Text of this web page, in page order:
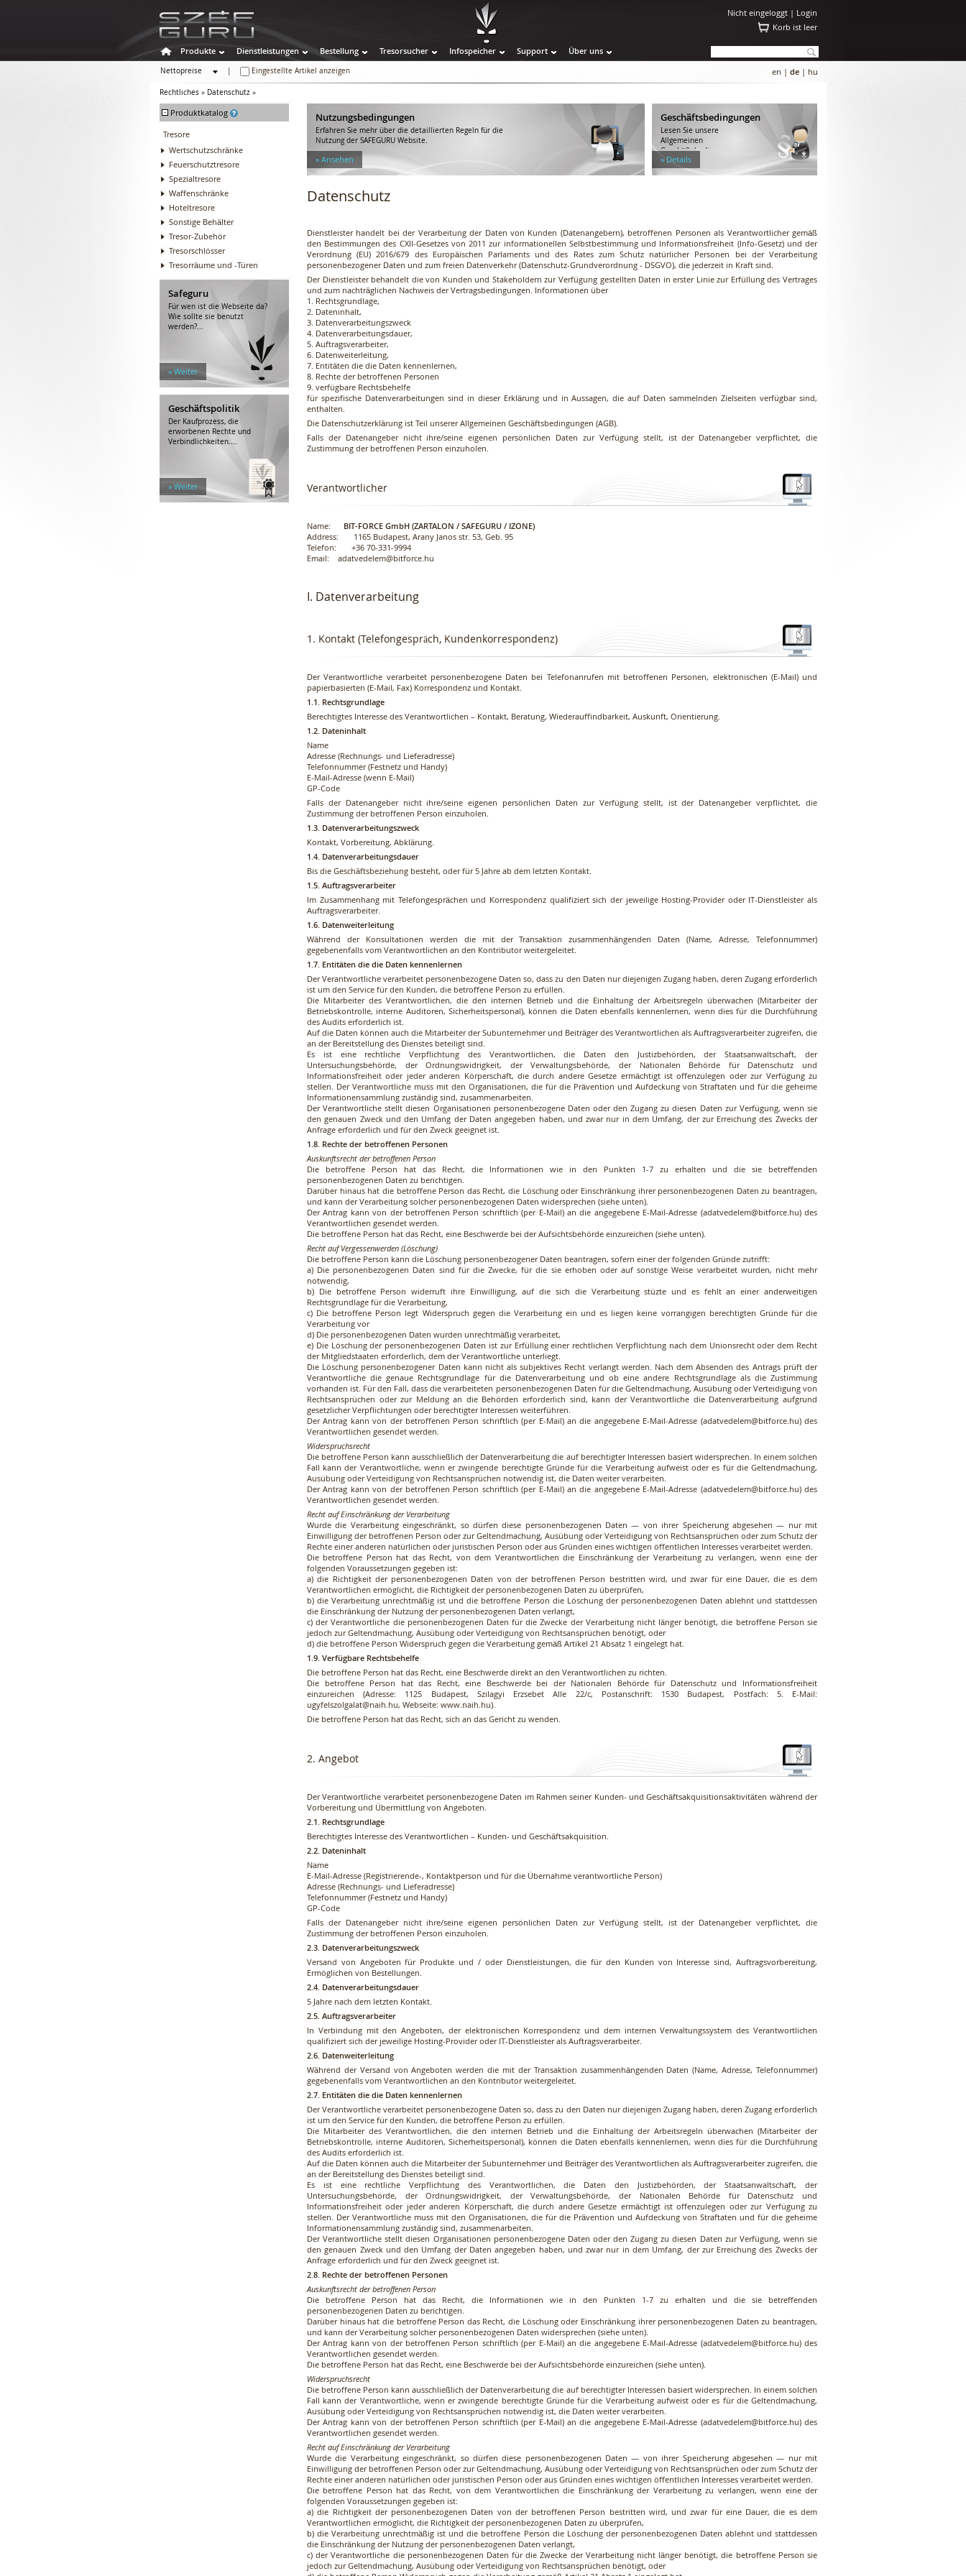
Nicht eingeloggt | Login
Korb ist leer
Produkte Dienstleistungen Bestellung Tresorsucher Infospeicher Support Über uns
Nettopreise
Eingestellte Artikel anzeigen en | de | hu
Rechtliches » Datenschutz »
- Produktkatalog
Tresore
Wertschutzschränke
Feuerschutztresore
Spezialtresore
Waffenschränke
Hoteltresore
Sonstige Behälter
Tresor-Zubehör
Tresorschlösser
Tresorräume und -Türen
Safeguru
Für wen ist die Webseite da?
Wie sollte sie benutzt
werden?...
» Weiter
Geschäftspolitik
Der Kaufprozess, die
erworbenen Rechte und
Verbindlichkeiten....
» Weiter
Nutzungsbedingungen
Erfahren Sie mehr über die detaillierten Regeln für die
Nutzung der SAFEGURU Website.
» Ansehen
Geschäftsbedingungen
Lesen Sie unsere
Allgemeinen
Geschäftsbedingungen.
» Details
Datenschutz
Dienstleister handelt bei der Verarbeitung der Daten von Kunden (Datenangebern), betroffenen Personen als Verantwortlicher gemäß
den Bestimmungen des CXII-Gesetzes von 2011 zur informationellen Selbstbestimmung und Informationsfreiheit (Info-Gesetz) und der
Verordnung (EU) 2016/679 des Europäischen Parlaments und des Rates zum Schutz natürlicher Personen bei der Verarbeitung
personenbezogener Daten und zum freien Datenverkehr (Datenschutz-Grundverordnung - DSGVO), die jederzeit in Kraft sind.
Der Dienstleister behandelt die von Kunden und Stakeholdern zur Verfügung gestellten Daten in erster Linie zur Erfüllung des Vertrages
und zum nachträglichen Nachweis der Vertragsbedingungen. Informationen über
1. Rechtsgrundlage,
2. Dateninhalt,
3. Datenverarbeitungszweck
4. Datenverarbeitungsdauer,
5. Auftragsverarbeiter,
6. Datenweiterleitung,
7. Entitäten die die Daten kennenlernen,
8. Rechte der betroffenen Personen
9. verfügbare Rechtsbehelfe
für spezifische Datenverarbeitungen sind in dieser Erklärung und in Aussagen, die auf Daten sammelnden Zielseiten verfügbar sind,
enthalten.
Die Datenschutzerklärung ist Teil unsererAllgemeinen Geschäftsbedingungen (AGB).
Falls der Datenangeber nicht ihre/seine eigenen persönlichen Daten zur Verfügung stellt, ist der Datenangeber verpflichtet, die
Zustimmung der betroffenen Person einzuholen.
Verantwortlicher
Name: BIT-FORCE GmbH (ZARTALON / SAFEGURU / IZONE)
Address: 1165 Budapest, Arany Janos str. 53, Geb. 95
Telefon: +36 70-331-9994
Email: adatvedelem@bitforce.hu
I. Datenverarbeitung
1. Kontakt (Telefongespräch, Kundenkorrespondenz)
Der Verantwortliche verarbeitet personenbezogene Daten bei Telefonanrufen mit betroffenen Personen, elektronischen (E-Mail) und
papierbasierten (E-Mail, Fax) Korrespondenz und Kontakt.
1.1. Rechtsgrundlage
Berechtigtes Interesse des Verantwortlichen – Kontakt, Beratung, Wiederauffindbarkeit, Auskunft, Orientierung.
1.2. Dateninhalt
Name
Adresse (Rechnungs- und Lieferadresse)
Telefonnummer (Festnetz und Handy)
E-Mail-Adresse (wenn E-Mail)
GP-Code
Falls der Datenangeber nicht ihre/seine eigenen persönlichen Daten zur Verfügung stellt, ist der Datenangeber verpflichtet, die
Zustimmung der betroffenen Person einzuholen.
1.3. Datenverarbeitungszweck
Kontakt, Vorbereitung, Abklärung.
1.4. Datenverarbeitungsdauer
Bis die Geschäftsbeziehung besteht, oder für 5 Jahre ab dem letzten Kontakt.
1.5. Auftragsverarbeiter
Im Zusammenhang mit Telefongesprächen und Korrespondenz qualifiziert sich der jeweilige Hosting-Provider oder IT-Dienstleister als
Auftragsverarbeiter.
1.6. Datenweiterleitung
Während der Konsultationen werden die mit der Transaktion zusammenhängenden Daten (Name, Adresse, Telefonnummer)
gegebenenfalls vom Verantwortlichen an den Kontributor weitergeleitet.
1.7. Entitäten die die Daten kennenlernen
Der Verantwortliche verarbeitet personenbezogene Daten so, dass zu den Daten nur diejenigen Zugang haben, deren Zugang erforderlich
ist um den Service für den Kunden, die betroffene Person zu erfüllen.
Die Mitarbeiter des Verantwortlichen, die den internen Betrieb und die Einhaltung der Arbeitsregeln überwachen (Mitarbeiter der
Betriebskontrolle, interne Auditoren, Sicherheitspersonal), können die Daten ebenfalls kennenlernen, wenn dies für die Durchführung
des Audits erforderlich ist.
Auf die Daten können auch die Mitarbeiter der Subunternehmer und Beiträger des Verantwortlichen als Auftragsverarbeiter zugreifen, die
an der Bereitstellung des Dienstes beteiligt sind.
Es ist eine rechtliche Verpflichtung des Verantwortlichen, die Daten den Justizbehörden, der Staatsanwaltschaft, der
Untersuchungsbehörde, der Ordnungswidrigkeit, der Verwaltungsbehörde, der Nationalen Behörde für Datenschutz und
Informationsfreiheit oder jeder anderen Körperschaft, die durch andere Gesetze ermächtigt ist offenzulegen oder zur Verfügung zu
stellen. Der Verantwortliche muss mit den Organisationen, die für die Prävention und Aufdeckung von Straftaten und für die geheime
Informationensammlung zuständig sind, zusammenarbeiten.
Der Verantwortliche stellt diesen Organisationen personenbezogene Daten oder den Zugang zu diesen Daten zur Verfügung, wenn sie
den genauen Zweck und den Umfang der Daten angegeben haben, und zwar nur in dem Umfang, der zur Erreichung des Zwecks der
Anfrage erforderlich und für den Zweck geeignet ist.
1.8. Rechte der betroffenen Personen
Auskunftsrecht der betroffenen Person
Die betroffene Person hat das Recht, die Informationen wie in den Punkten 1-7 zu erhalten und die sie betreffenden
personenbezogenen Daten zu berichtigen.
Darüber hinaus hat die betroffene Person das Recht, die Löschung oder Einschränkung ihrer personenbezogenen Daten zu beantragen,
und kann der Verarbeitung solcher personenbezogenen Daten widersprechen (siehe unten).
Der Antrag kann von der betroffenen Person schriftlich (per E-Mail) an die angegebene E-Mail-Adresse (adatvedelem@bitforce.hu) des
Verantwortlichen gesendet werden.
Die betroffene Person hat das Recht, eine Beschwerde bei der Aufsichtsbehörde einzureichen (siehe unten).
Recht auf Vergessenwerden (Löschung)
Die betroffene Person kann die Löschung personenbezogener Daten beantragen, sofern einer der folgenden Gründe zutrifft:
a) Die personenbezogenen Daten sind für die Zwecke, für die sie erhoben oder auf sonstige Weise verarbeitet wurden, nicht mehr
notwendig,
b) Die betroffene Person widerruft ihre Einwilligung, auf die sich die Verarbeitung stüzte und es fehlt an einer anderweitigen
Rechtsgrundlage für die Verarbeitung,
c) Die betroffene Person legt Widerspruch gegen die Verarbeitung ein und es liegen keine vorrangigen berechtigten Gründe für die
Verarbeitung vor
d) Die personenbezogenen Daten wurden unrechtmäßig verarbeitet,
e) Die Löschung der personenbezogenen Daten ist zur Erfüllung einer rechtlichen Verpflichtung nach dem Unionsrecht oder dem Recht
der Mitgliedstaaten erforderlich, dem der Verantwortliche unterliegt.
Die Löschung personenbezogener Daten kann nicht als subjektives Recht verlangt werden. Nach dem Absenden des Antrags prüft der
Verantwortliche die genaue Rechtsgrundlage für die Datenverarbeitung und ob eine andere Rechtsgrundlage als die Zustimmung
vorhanden ist. Für den Fall, dass die verarbeiteten personenbezogenen Daten für die Geltendmachung, Ausübung oder Verteidigung von
Rechtsansprüchen oder zur Meldung an die Behörden erforderlich sind, kann der Verantwortliche die Datenverarbeitung aufgrund
gesetzlicher Verpflichtungen oder berechtigter Interessen weiterführen.
Der Antrag kann von der betroffenen Person schriftlich (per E-Mail) an die angegebene E-Mail-Adresse (adatvedelem@bitforce.hu) des
Verantwortlichen gesendet werden.
Widerspruchsrecht
Die betroffene Person kann ausschließlich der Datenverarbeitung die auf berechtigter Interessen basiert widersprechen. In einem solchen
Fall kann der Verantwortliche, wenn er zwingende berechtigte Gründe für die Verarbeitung aufweist oder es für die Geltendmachung,
Ausübung oder Verteidigung von Rechtsansprüchen notwendig ist, die Daten weiter verarbeiten.
Der Antrag kann von der betroffenen Person schriftlich (per E-Mail) an die angegebene E-Mail-Adresse (adatvedelem@bitforce.hu) des
Verantwortlichen gesendet werden.
Recht auf Einschränkung der Verarbeitung
Wurde die Verarbeitung eingeschränkt, so dürfen diese personenbezogenen Daten — von ihrer Speicherung abgesehen — nur mit
Einwilligung der betroffenen Person oder zur Geltendmachung, Ausübung oder Verteidigung von Rechtsansprüchen oder zum Schutz der
Rechte einer anderen natürlichen oder juristischen Person oder aus Gründen eines wichtigen öffentlichen Interesses verarbeitet werden.
Die betroffene Person hat das Recht, von dem Verantwortlichen die Einschränkung der Verarbeitung zu verlangen, wenn eine der
folgenden Voraussetzungen gegeben ist:
a) die Richtigkeit der personenbezogenen Daten von der betroffenen Person bestritten wird, und zwar für eine Dauer, die es dem
Verantwortlichen ermöglicht, die Richtigkeit der personenbezogenen Daten zu überprüfen,
b) die Verarbeitung unrechtmäßig ist und die betroffene Person die Löschung der personenbezogenen Daten ablehnt und stattdessen
die Einschränkung der Nutzung der personenbezogenen Daten verlangt,
c) der Verantwortliche die personenbezogenen Daten für die Zwecke der Verarbeitung nicht länger benötigt, die betroffene Person sie
jedoch zur Geltendmachung, Ausübung oder Verteidigung von Rechtsansprüchen benötigt, oder
d) die betroffene Person Widerspruch gegen die Verarbeitung gemäß Artikel 21 Absatz 1 eingelegt hat.
1.9. Verfügbare Rechtsbehelfe
Die betroffene Person hat das Recht, eine Beschwerde direkt an den Verantwortlichen zu richten.
Die betroffene Person hat das Recht, eine Beschwerde bei der Nationalen Behörde für Datenschutz und Informationsfreiheit
einzureichen (Adresse: 1125 Budapest, Szilagyi Erzsebet Alle 22/c, Postanschrift: 1530 Budapest, Postfach: 5. E-Mail:
ugyfelszolgalat@naih.hu, Webseite: www.naih.hu).
Die betroffene Person hat das Recht, sich an das Gericht zu wenden.
2. Angebot
Der Verantwortliche verarbeitet personenbezogene Daten im Rahmen seiner Kunden- und Geschäftsakquisitionsaktivitäten während der
Vorbereitung und Übermittlung von Angeboten.
2.1. Rechtsgrundlage
Berechtigtes Interesse des Verantwortlichen – Kunden- und Geschäftsakquisition.
2.2. Dateninhalt
Name
E-Mail-Adresse (Registrierende-, Kontaktperson und für die Übernahme verantwortliche Person)
Adresse (Rechnungs- und Lieferadresse)
Telefonnummer (Festnetz und Handy)
GP-Code
Falls der Datenangeber nicht ihre/seine eigenen persönlichen Daten zur Verfügung stellt, ist der Datenangeber verpflichtet, die
Zustimmung der betroffenen Person einzuholen.
2.3. Datenverarbeitungszweck
Versand von Angeboten für Produkte und / oder Dienstleistungen, die für den Kunden von Interesse sind, Auftragsvorbereitung,
Ermöglichen von Bestellungen.
2.4. Datenverarbeitungsdauer
5 Jahre nach dem letzten Kontakt.
2.5. Auftragsverarbeiter
In Verbindung mit den Angeboten, der elektronischen Korrespondenz und dem internen Verwaltungssystem des Verantwortlichen
qualifiziert sich der jeweilige Hosting-Provider oder IT-Dienstleister als Auftragsverarbeiter.
2.6. Datenweiterleitung
Während der Versand von Angeboten werden die mit der Transaktion zusammenhängenden Daten (Name, Adresse, Telefonnummer)
gegebenenfalls vom Verantwortlichen an den Kontributor weitergeleitet.
2.7. Entitäten die die Daten kennenlernen
Der Verantwortliche verarbeitet personenbezogene Daten so, dass zu den Daten nur diejenigen Zugang haben, deren Zugang erforderlich
ist um den Service für den Kunden, die betroffene Person zu erfüllen.
Die Mitarbeiter des Verantwortlichen, die den internen Betrieb und die Einhaltung der Arbeitsregeln überwachen (Mitarbeiter der
Betriebskontrolle, interne Auditoren, Sicherheitspersonal), können die Daten ebenfalls kennenlernen, wenn dies für die Durchführung
des Audits erforderlich ist.
Auf die Daten können auch die Mitarbeiter der Subunternehmer und Beiträger des Verantwortlichen als Auftragsverarbeiter zugreifen, die
an der Bereitstellung des Dienstes beteiligt sind.
Es ist eine rechtliche Verpflichtung des Verantwortlichen, die Daten den Justizbehörden, der Staatsanwaltschaft, der
Untersuchungsbehörde, der Ordnungswidrigkeit, der Verwaltungsbehörde, der Nationalen Behörde für Datenschutz und
Informationsfreiheit oder jeder anderen Körperschaft, die durch andere Gesetze ermächtigt ist offenzulegen oder zur Verfügung zu
stellen. Der Verantwortliche muss mit den Organisationen, die für die Prävention und Aufdeckung von Straftaten und für die geheime
Informationensammlung zuständig sind, zusammenarbeiten.
Der Verantwortliche stellt diesen Organisationen personenbezogene Daten oder den Zugang zu diesen Daten zur Verfügung, wenn sie
den genauen Zweck und den Umfang der Daten angegeben haben, und zwar nur in dem Umfang, der zur Erreichung des Zwecks der
Anfrage erforderlich und für den Zweck geeignet ist.
2.8. Rechte der betroffenen Personen
Auskunftsrecht der betroffenen Person
Die betroffene Person hat das Recht, die Informationen wie in den Punkten 1-7 zu erhalten und die sie betreffenden
personenbezogenen Daten zu berichtigen.
Darüber hinaus hat die betroffene Person das Recht, die Löschung oder Einschränkung ihrer personenbezogenen Daten zu beantragen,
und kann der Verarbeitung solcher personenbezogenen Daten widersprechen (siehe unten).
Der Antrag kann von der betroffenen Person schriftlich (per E-Mail) an die angegebene E-Mail-Adresse (adatvedelem@bitforce.hu) des
Verantwortlichen gesendet werden.
Die betroffene Person hat das Recht, eine Beschwerde bei der Aufsichtsbehörde einzureichen (siehe unten).
Widerspruchsrecht
Die betroffene Person kann ausschließlich der Datenverarbeitung die auf berechtigter Interessen basiert widersprechen. In einem solchen
Fall kann der Verantwortliche, wenn er zwingende berechtigte Gründe für die Verarbeitung aufweist oder es für die Geltendmachung,
Ausübung oder Verteidigung von Rechtsansprüchen notwendig ist, die Daten weiter verarbeiten.
Der Antrag kann von der betroffenen Person schriftlich (per E-Mail) an die angegebene E-Mail-Adresse (adatvedelem@bitforce.hu) des
Verantwortlichen gesendet werden.
Recht auf Einschränkung der Verarbeitung
Wurde die Verarbeitung eingeschränkt, so dürfen diese personenbezogenen Daten — von ihrer Speicherung abgesehen — nur mit
Einwilligung der betroffenen Person oder zur Geltendmachung, Ausübung oder Verteidigung von Rechtsansprüchen oder zum Schutz der
Rechte einer anderen natürlichen oder juristischen Person oder aus Gründen eines wichtigen öffentlichen Interesses verarbeitet werden.
Die betroffene Person hat das Recht, von dem Verantwortlichen die Einschränkung der Verarbeitung zu verlangen, wenn eine der
folgenden Voraussetzungen gegeben ist:
a) die Richtigkeit der personenbezogenen Daten von der betroffenen Person bestritten wird, und zwar für eine Dauer, die es dem
Verantwortlichen ermöglicht, die Richtigkeit der personenbezogenen Daten zu überprüfen,
b) die Verarbeitung unrechtmäßig ist und die betroffene Person die Löschung der personenbezogenen Daten ablehnt und stattdessen
die Einschränkung der Nutzung der personenbezogenen Daten verlangt,
c) der Verantwortliche die personenbezogenen Daten für die Zwecke der Verarbeitung nicht länger benötigt, die betroffene Person sie
jedoch zur Geltendmachung, Ausübung oder Verteidigung von Rechtsansprüchen benötigt, oder